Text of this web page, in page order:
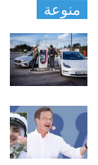
منوعة